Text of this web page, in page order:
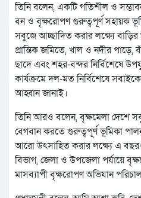
তিনি বলেন, একটি গতিশীল ও
বন ও বৃক্ষরোপণ গুরুত্বপূর্ণ সহায়ক
সবুজে আচ্ছাদিত করার লক্ষ্যে
প্রান্তিক জমিতে, খাল ও নদীর
ছাদে এবং শহর-বন্দর নির্বিশেষে
কার্যক্রমে দল-মত নির্বিশেষে
আহ্বান জানাই।
তিনি আরও বলেন, বৃক্ষমেলা
বেগবান করতে গুরুত্বপূর্ণ ভূমিকা
আরো উৎসাহিত করার লক্ষ্যে এ
বিভাগ, জেলা ও উপজেলা পর্যায়ে
মাসব্যাপী বৃক্ষরোপণ অভিযান